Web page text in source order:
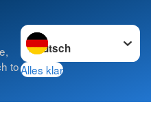
to
Sprache wechseln zu
Alles klar